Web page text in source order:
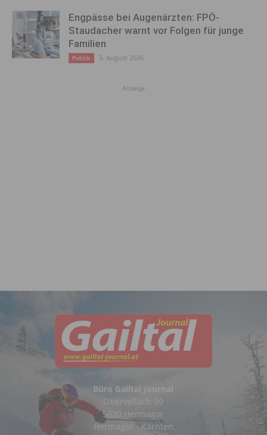
Engpässe bei Augenärzten: FPÖ-
Staudacher warnt vor Folgen für junge
Familien
Politik 5. August 2026
Anzeige
Büro Gailtal Journal
Obervellach 99
9620 Hermagor
Hermagor - Kärnten